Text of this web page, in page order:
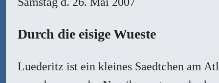
Durch die eisige Wueste
Luederitz ist ein kleines Saedtchen am